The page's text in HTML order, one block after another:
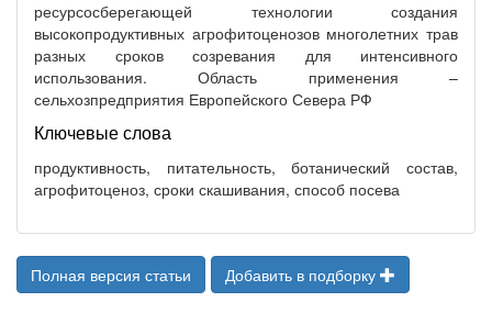
ресурсосберегающей технологии создания
высокопродуктивных агрофитоценозов многолетних трав
разных сроков созревания для интенсивного
использования. Область применения –
сельхозпредприятия Европейского Севера РФ
Ключевые слова
продуктивность, питательность, ботанический состав,
агрофитоценоз, сроки скашивания, способ посева
Полная версия статьи Добавить в подборку